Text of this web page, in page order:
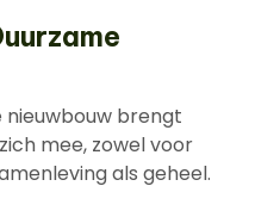
nieuwbouw brengt
mee, zowel voor
als geheel.